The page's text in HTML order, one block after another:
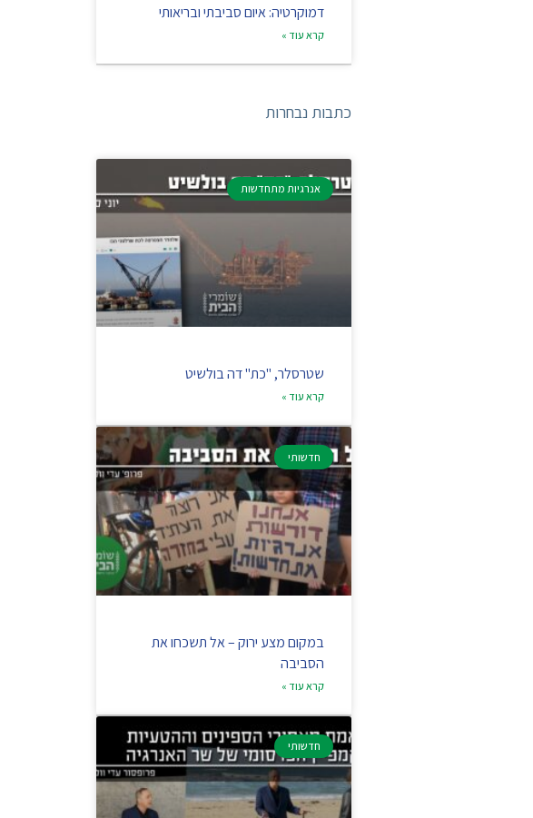
דמוקרטיה: איום סביבתי ובריאותי
קרא עוד »
כתבות נבחרות
אנרגיות מתחדשות
שטרסלר, "כת" דה בולשיט
קרא עוד »
חדשותי
במקום מצע ירוק – אל תשכחו את
הסביבה
קרא עוד »
חדשותי